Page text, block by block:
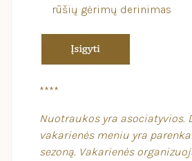
rūšių gėrimų derinimas
****
Nuotraukos yra asociatyvios.
vakarienės meniu yra
sezoną. Vakarienės